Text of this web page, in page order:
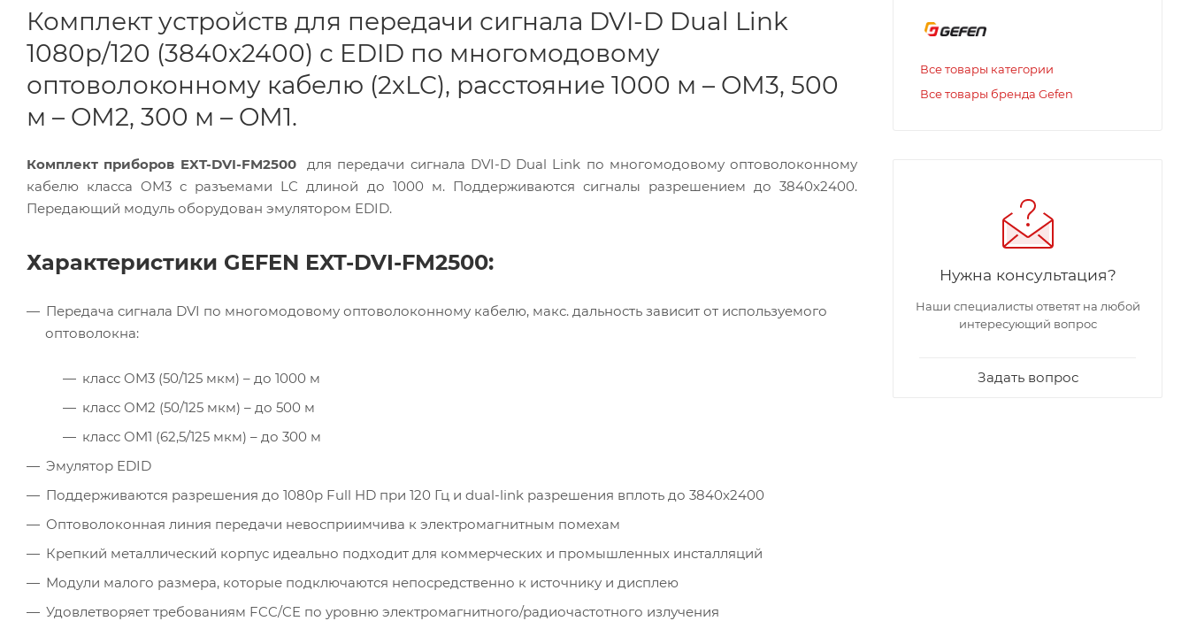
Комплект устройств для передачи сигнала DVI-D Dual Link
1080p/120 (3840x2400) с EDID по многомодовому
оптоволоконному кабелю (2хLC), расстояние 1000 м – OM3, 500
м – OM2, 300 м – OM1.
Комплект приборов EXT-DVI-FM2500для передачи сигнала DVI-D Dual Link по многомодовому оптоволоконному
кабелю класса OM3 с разъемами LC длиной до 1000 м. Поддерживаются сигналы разрешением до 3840x2400.
Передающий модуль оборудован эмулятором EDID.
Характеристики GEFEN EXT-DVI-FM2500:
Передача сигнала DVI по многомодовому оптоволоконному кабелю, макс. дальность зависит от используемого
оптоволокна:
класс OM3 (50/125 мкм) – до 1000 м
класс OM2 (50/125 мкм) – до 500 м
класс OM1 (62,5/125 мкм) – до 300 м
Эмулятор EDID
Поддерживаются разрешения до 1080p Full HD при 120 Гц и dual-link разрешения вплоть до 3840x2400
Оптоволоконная линия передачи невосприимчива к электромагнитным помехам
Крепкий металлический корпус идеально подходит для коммерческих и промышленных инсталляций
Модули малого размера, которые подключаются непосредственно к источнику и дисплею
Удовлетворяет требованиям FCC/CE по уровню электромагнитного/радиочастотного излучения
Все товары категории
Все товары бренда Gefen
Нужна консультация?
Наши специалисты ответят на любой
интересующий вопрос
Задать вопрос